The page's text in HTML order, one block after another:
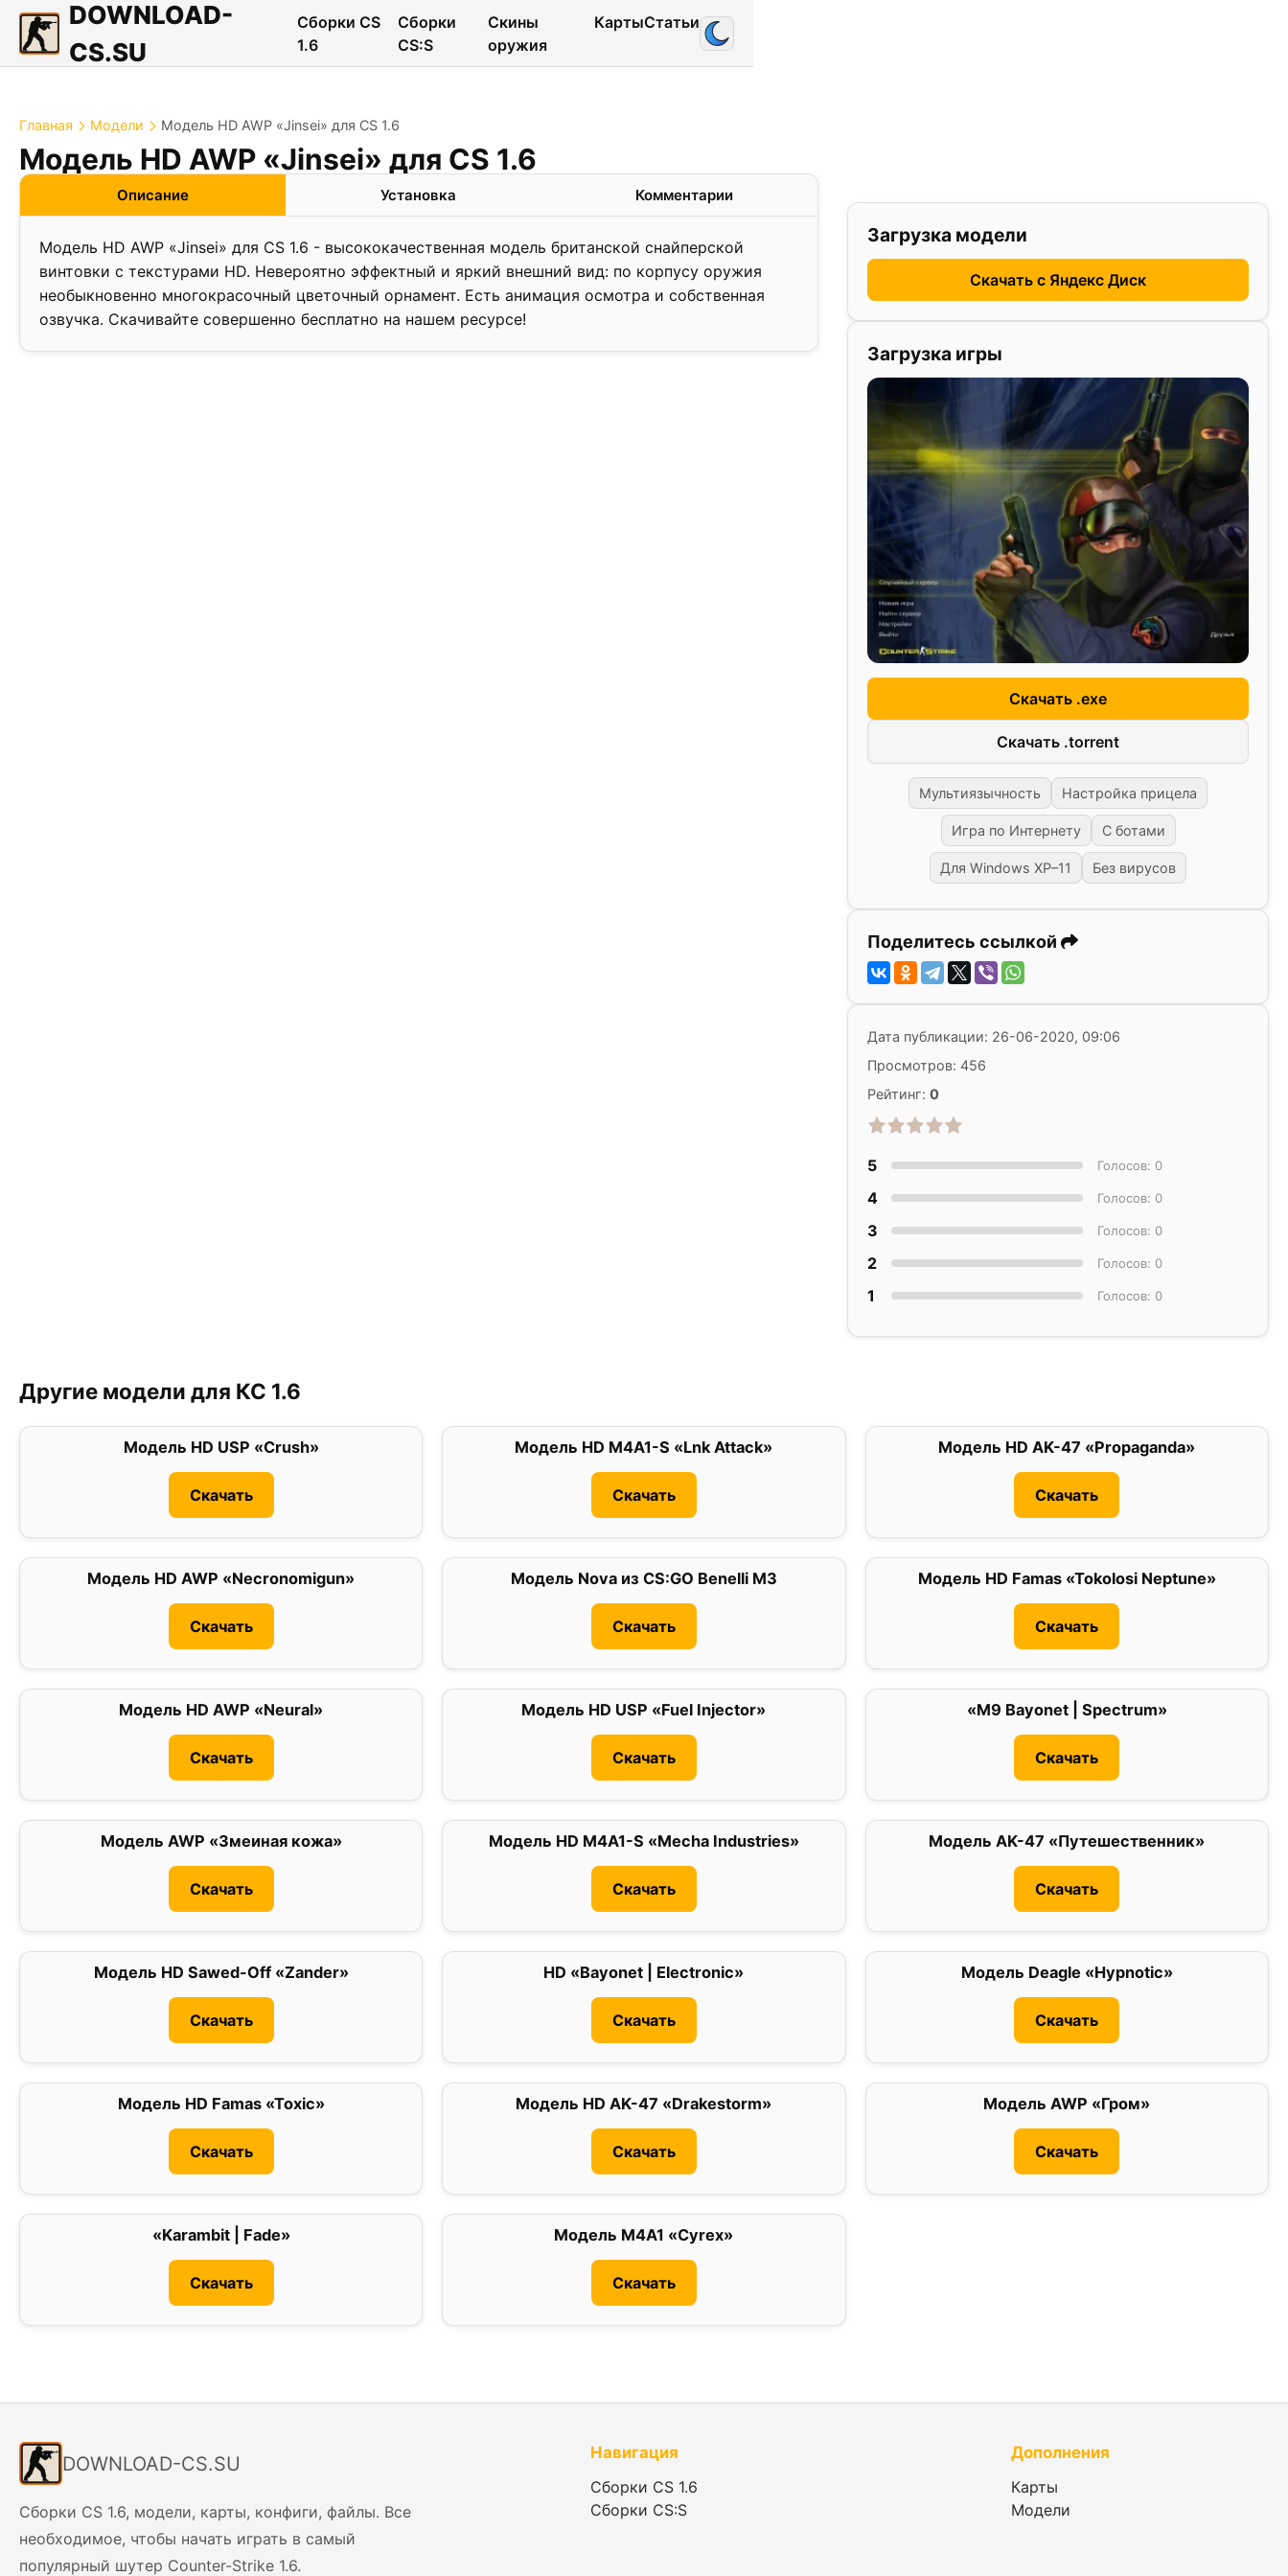
DOWNLOAD-
CS.SU
Сборки CS
1.6
Сборки
CS:S
Скины
оружия
КартыСтатьи
Главная Модели Модель HD AWP «Jinsei» для CS 1.6
Модель HD AWP «Jinsei» для CS 1.6
Описание Установка Комментарии
Модель HD AWP «Jinsei» для CS 1.6 - высококачественная модель британской снайперской
винтовки с текстурами HD. Невероятно эффектный и яркий внешний вид: по корпусу оружия
необыкновенно многокрасочный цветочный орнамент. Есть анимация осмотра и собственная
озвучка. Скачивайте совершенно бесплатно на нашем ресурсе!
Загрузка модели
Скачать с Яндекс Диск
Загрузка игры
Скачать .exe
Скачать .torrent
Мультиязычность Настройка прицела
Игра по Интернету С ботами
Для Windows XP–11 Без вирусов
Поделитесь ссылкой
Дата публикации: 26-06-2020, 09:06
Просмотров: 456
Рейтинг: 0
5 Голосов: 0
4 Голосов: 0
3 Голосов: 0
2 Голосов: 0
1 Голосов: 0
Другие модели для КС 1.6
Модель HD USP «Crush»
Скачать
Модель HD M4A1-S «Lnk Attack»
Скачать
Модель HD AK-47 «Propaganda»
Скачать
Модель HD AWP «Necronomigun»
Скачать
Модель Nova из CS:GO Benelli M3
Скачать
Модель HD Famas «Tokolosi Neptune»
Скачать
Модель HD AWP «Neural»
Скачать
Модель HD USP «Fuel Injector»
Скачать
«M9 Bayonet | Spectrum»
Скачать
Модель AWP «Змеиная кожа»
Скачать
Модель HD M4A1-S «Mecha Industries»
Скачать
Модель AK-47 «Путешественник»
Скачать
Модель HD Sawed-Off «Zander»
Скачать
HD «Bayonet | Electronic»
Скачать
Модель Deagle «Hypnotic»
Скачать
Модель HD Famas «Toxic»
Скачать
Модель HD AK-47 «Drakestorm»
Скачать
Модель AWP «Гром»
Скачать
«Karambit | Fade»
Скачать
Модель M4A1 «Cyrex»
Скачать
DOWNLOAD-CS.SU
Сборки CS 1.6, модели, карты, конфиги, файлы. Все
необходимое, чтобы начать играть в самый
популярный шутер Counter-Strike 1.6.
Навигация
Сборки CS 1.6
Сборки CS:S
Дополнения
Карты
Модели